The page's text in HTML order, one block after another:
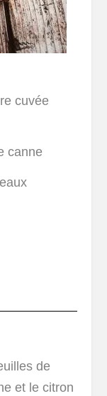
cuvée
canne
de
et le citron